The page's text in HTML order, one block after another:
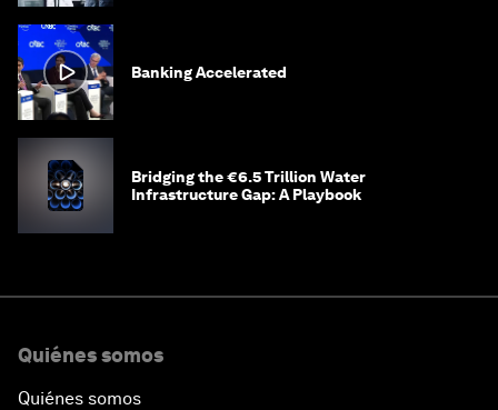
Banking Accelerated
Bridging the €6.5 Trillion Water
Infrastructure Gap: A Playbook
Quiénes somos
Quiénes somos